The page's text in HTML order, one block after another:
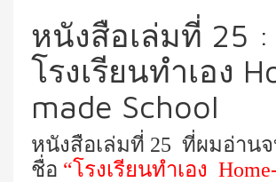
หนังสือเล่มที่ 25 :
โรงเรียนทำเอง
made School
หนังสือเล่มที่ 25 ที่ผมอ่าน
ชื่อ “โรงเรียนทำเอง